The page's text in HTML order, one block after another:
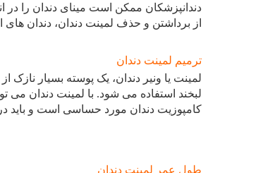
دندانپزشکان ممکن است مینای دندان را در
از برداشتن و حذف لمینت دندان، دندان
ترمیم لمینت دندان
لمینت یا ونیر دندان، یک پوسته بسیار
لبخند استفاده می شود. با لمینت دندان می
کامپوزیت دندان مورد حساسی است و باید
طول عمر لمینت دندان